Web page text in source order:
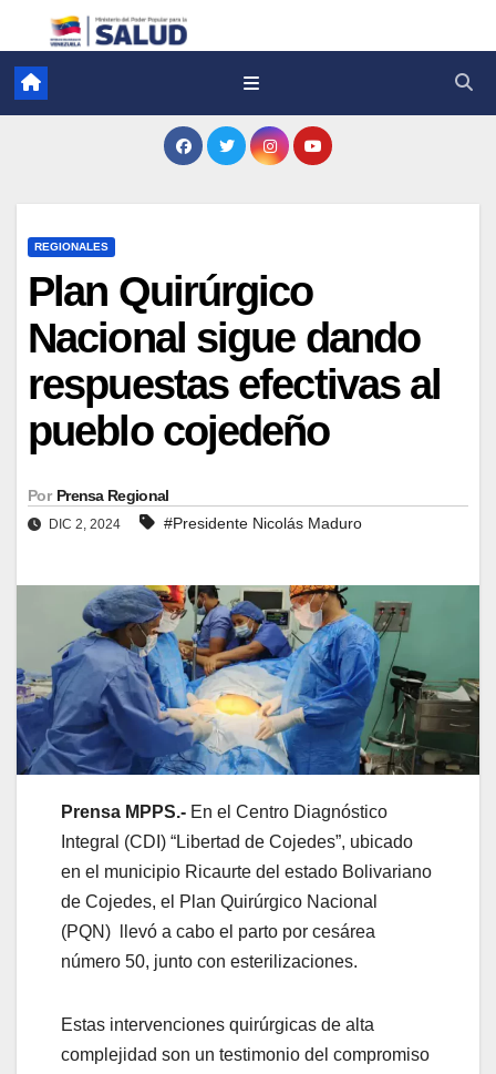
REGIONALES
Plan Quirúrgico
Nacional sigue dando
respuestas efectivas al
pueblo cojedeño
Por Prensa Regional
DIC 2, 2024 #Presidente Nicolás Maduro
Prensa MPPS.- En el Centro Diagnóstico
Integral (CDI) “Libertad de Cojedes”, ubicado
en el municipio Ricaurte del estado Bolivariano
de Cojedes, el Plan Quirúrgico Nacional
(PQN) llevó a cabo el parto por cesárea
número 50, junto con esterilizaciones.
Estas intervenciones quirúrgicas de alta
complejidad son un testimonio del compromiso